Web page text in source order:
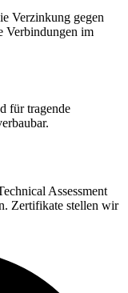
Verzinkung gegen
Verbindungen im
für tragende
Assessment
Zertifikate stellen wir